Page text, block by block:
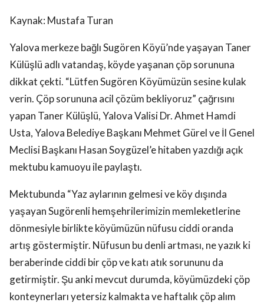
Kaynak: Mustafa Turan
Yalova merkeze bağlı Sugören Köyü’nde yaşayan Taner
Külüşlü adlı vatandaş, köyde yaşanan çöp sorununa
dikkat çekti. “Lütfen Sugören Köyümüzün sesine kulak
verin. Çöp sorununa acil çözüm bekliyoruz” çağrısını
yapan Taner Külüşlü, Yalova Valisi Dr. Ahmet Hamdi
Usta, Yalova Belediye Başkanı Mehmet Gürel ve İl Genel
Meclisi Başkanı Hasan Soygüzel’e hitaben yazdığı açık
mektubu kamuoyu ile paylaştı.
Mektubunda “Yaz aylarının gelmesi ve köy dışında
yaşayan Sugörenli hemşehrilerimizin memleketlerine
dönmesiyle birlikte köyümüzün nüfusu ciddi oranda
artış göstermiştir. Nüfusun bu denli artması, ne yazık ki
beraberinde ciddi bir çöp ve katı atık sorununu da
getirmiştir. Şu anki mevcut durumda, köyümüzdeki çöp
konteynerları yetersiz kalmakta ve haftalık çöp alım